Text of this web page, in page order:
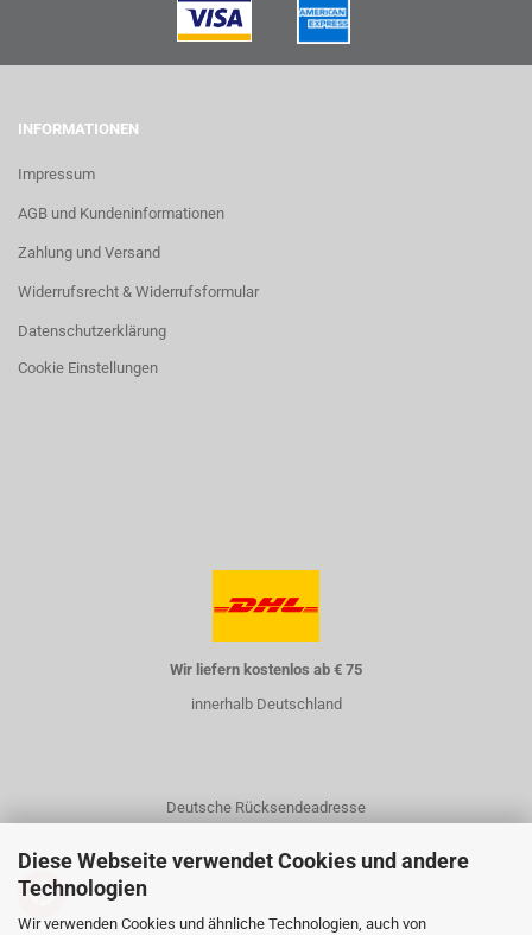
Diese Webseite verwendet Cookies und andere
Technologien
Wir verwenden Cookies und ähnliche Technologien, auch von
INFORMATIONEN
Impressum
AGB und Kundeninformationen
Zahlung und Versand
Widerrufsrecht & Widerrufsformular
Datenschutzerklärung
Cookie Einstellungen
Wir liefern kostenlos ab € 75
innerhalb Deutschland
Deutsche Rücksendeadresse